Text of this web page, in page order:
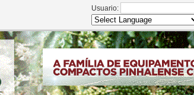
Usuario: